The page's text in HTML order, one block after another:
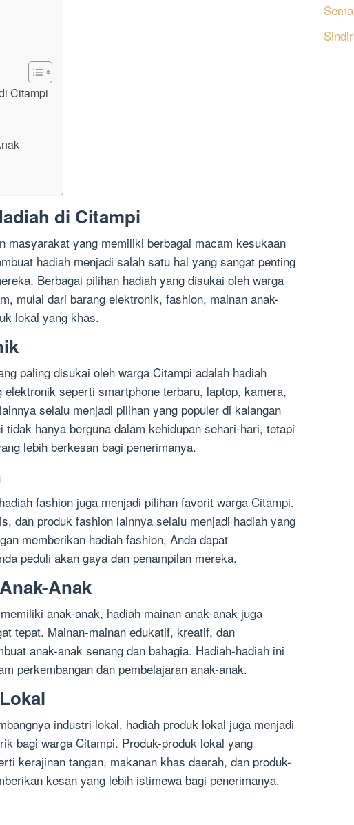
Citampi
di Citampi
masyarakat yang memiliki berbagai macam kesukaan
hadiah menjadi salah satu hal yang sangat penting
Berbagai pilihan hadiah yang disukai oleh warga
mulai dari barang elektronik, fashion, mainan anak-
lokal yang khas.
paling disukai oleh warga Citampi adalah hadiah
elektronik seperti smartphone terbaru, laptop, kamera,
selalu menjadi pilihan yang populer di kalangan
tidak hanya berguna dalam kehidupan sehari-hari, tetapi
lebih berkesan bagi penerimanya.
fashion juga menjadi pilihan favorit warga Citampi.
dan produk fashion lainnya selalu menjadi hadiah yang
memberikan hadiah fashion, Anda dapat
peduli akan gaya dan penampilan mereka.
Anak
anak-anak, hadiah mainan anak-anak juga
tepat. Mainan-mainan edukatif, kreatif, dan
anak-anak senang dan bahagia. Hadiah-hadiah ini
perkembangan dan pembelajaran anak-anak.
industri lokal, hadiah produk lokal juga menjadi
bagi warga Citampi. Produk-produk lokal yang
kerajinan tangan, makanan khas daerah, dan produk-
kesan yang lebih istimewa bagi penerimanya.